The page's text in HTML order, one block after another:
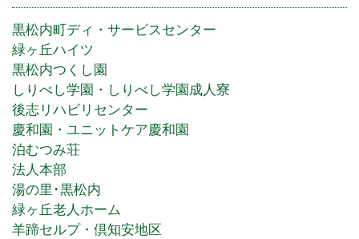
黒松内町ディ・サービスセンター
緑ヶ丘ハイツ
黒松内つくし園
しりべし学園・しりべし学園成人寮
後志リハビリセンター
慶和園・ユニットケア慶和園
泊むつみ荘
法人本部
湯の里･黒松内
緑ヶ丘老人ホーム
羊蹄セルプ・倶知安地区